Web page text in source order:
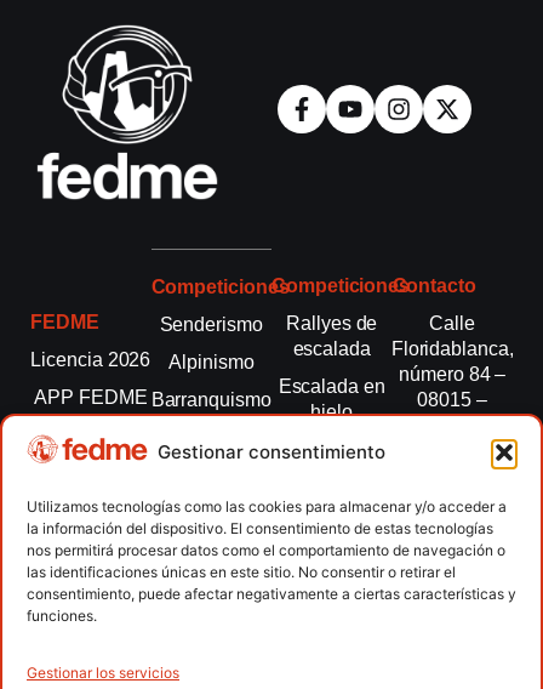
Gestionar consentimiento
Utilizamos tecnologías como las cookies para almacenar y/o acceder a
la información del dispositivo. El consentimiento de estas tecnologías
nos permitirá procesar datos como el comportamiento de navegación o
las identificaciones únicas en este sitio. No consentir o retirar el
consentimiento, puede afectar negativamente a ciertas características y
funciones.
Gestionar los servicios
FEDME
Licencia 2026
APP FEDME
Transparencia
autonómicas
Clubes
Contacto
Competiciones
Senderismo
Alpinismo
Barranquismo
montaña
Escalada
Escalada
paralimpica
Competiciones
Rallyes de
escalada
Escalada en
hielo
Esquí de
Marcha
Nórdica
Raquetas de
nieve
Contacto
Calle
Floridablanca,
número 84 –
08015 –
fedme@fedme.es
934 264 267